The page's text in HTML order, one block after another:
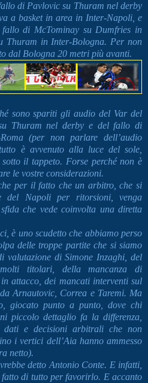
di Pavlovic su Thuram nel derby
a basket in area in Inter-Napoli, e
di McTominay su Dumfries in
Thuram in Inter-Bologna. Per non
dal Bologna 20 metri più avanti.
sono spariti gli audio del Var del
Thuram nel derby e del fallo di
(per non parlare dell’audio
è avvenuto alla luce del sole,
il tappeto. Forse perché non è
le vostre considerazioni.
per il fatto che un arbitro, che si
Napoli per ritorsioni, venga
che vede coinvolta una diretta
è uno scudetto che abbiamo perso
delle troppe partite che si siamo
valutazione di Simone Inzaghi, del
titolari, della mancanza di
attacco, dei mancati interventi sul
Arnautovic, Correa e Taremi. Ma
giocato punto a punto, dove chi
piccolo dettaglio fa la differenza,
e decisioni arbitrali che non
i vertici dell’Aia hanno ammesso
netto).
detto Antonio Conte. E infatti,
di tutto per favorirlo. E accanto